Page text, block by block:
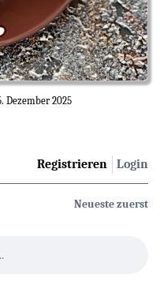
Dezember 2025
Login
Registrieren
Neueste zuerst